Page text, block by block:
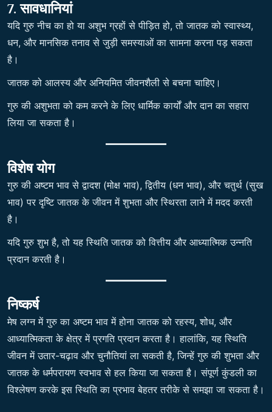
7. सावधानियां
यदि गुरु नीच का हो या अशुभ ग्रहों से पीड़ित हो, तो जातक को स्वास्थ्य,
धन, और मानसिक तनाव से जुड़ी समस्याओं का सामना करना पड़ सकता
है।
जातक को आलस्य और अनियमित जीवनशैली से बचना चाहिए।
गुरु की अशुभता को कम करने के लिए धार्मिक कार्यों और दान का सहारा
लिया जा सकता है।
विशेष योग
गुरु की अष्टम भाव से द्वादश (मोक्ष भाव), द्वितीय (धन भाव), और चतुर्थ (सुख
भाव) पर दृष्टि जातक के जीवन में शुभता और स्थिरता लाने में मदद करती
है।
यदि गुरु शुभ है, तो यह स्थिति जातक को वित्तीय और आध्यात्मिक उन्नति
प्रदान करती है।
निष्कर्ष
मेष लग्न में गुरु का अष्टम भाव में होना जातक को रहस्य, शोध, और
आध्यात्मिकता के क्षेत्र में प्रगति प्रदान करता है। हालांकि, यह स्थिति
जीवन में उतार-चढ़ाव और चुनौतियां ला सकती है, जिन्हें गुरु की शुभता और
जातक के धर्मपरायण स्वभाव से हल किया जा सकता है। संपूर्ण कुंडली का
विश्लेषण करके इस स्थिति का प्रभाव बेहतर तरीके से समझा जा सकता है।